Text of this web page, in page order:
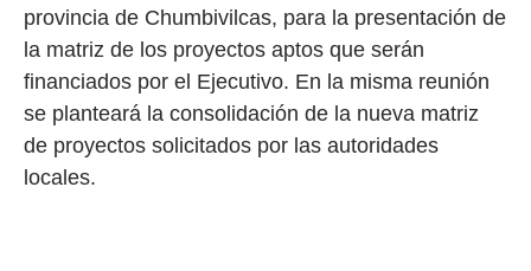
provincia de Chumbivilcas, para la presentación de
la matriz de los proyectos aptos que serán
financiados por el Ejecutivo. En la misma reunión
se planteará la consolidación de la nueva matriz
de proyectos solicitados por las autoridades
locales.